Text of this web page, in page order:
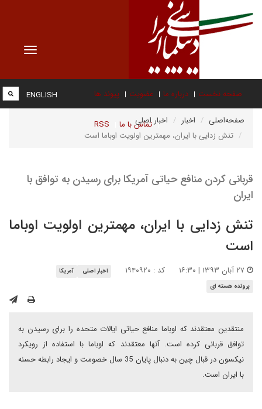
Toggle
صفحه نخست درباره ما عضویت پیوند ها
تماس با ما RSS
ENGLISH
صفحه‌اصلی اخبار
اخبار اصلی
تنش زدایی با ایران، مهمترین اولویت اوباما است
قربانی کردن منافع حیاتی آمریکا برای رسیدن به توافق با
ایران
تنش زدایی با ایران، مهمترین اولویت اوباما
است
کد : ۱۹۴۰۹۲۰ اخبار اصلی
آمریکا
پرونده هسته ای
منتقدین معتقدند که اوباما منافع حیاتی ایالات متحده را برای رسیدن به
توافق قربانی کرده است. آنها معتقدند که اوباما با استفاده از رویکرد
نیکسون در قبال چین به دنبال پایان 35 سال خصومت و ایجاد رابطه حسنه
با ایران است.